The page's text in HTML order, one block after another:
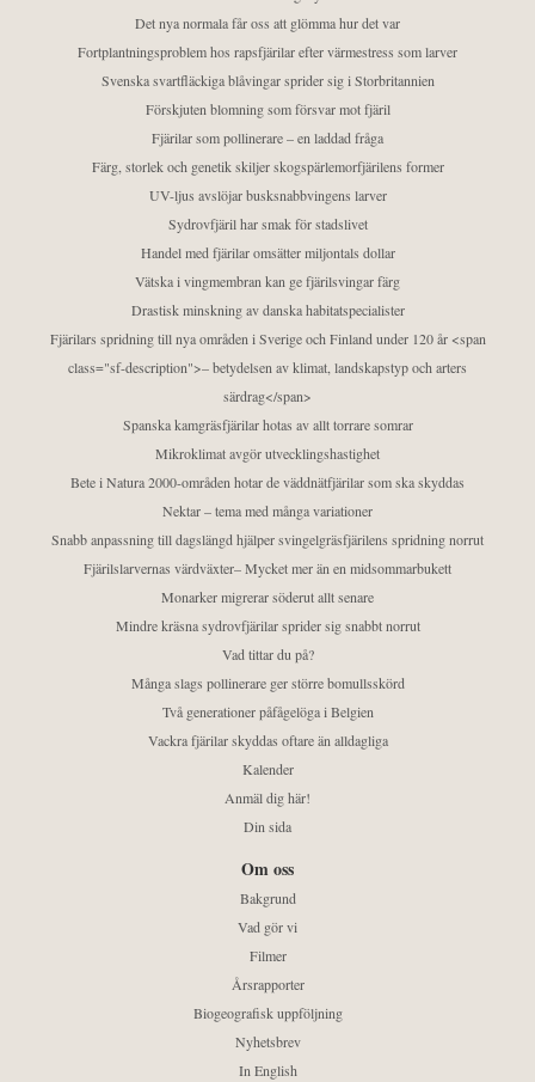
Det nya normala får oss att glömma hur det var
Fortplantningsproblem hos rapsfjärilar efter värmestress som larver
Svenska svartfläckiga blåvingar sprider sig i Storbritannien
Förskjuten blomning som försvar mot fjäril
Fjärilar som pollinerare – en laddad fråga
Färg, storlek och genetik skiljer skogspärlemorfjärilens former
UV-ljus avslöjar busksnabbvingens larver
Sydrovfjäril har smak för stadslivet
Handel med fjärilar omsätter miljontals dollar
Vätska i vingmembran kan ge fjärilsvingar färg
Drastisk minskning av danska habitatspecialister
Fjärilars spridning till nya områden i Sverige och Finland under 120 år <span
class="sf-description">– betydelsen av klimat, landskapstyp och arters
särdrag</span>
Spanska kamgräsfjärilar hotas av allt torrare somrar
Mikroklimat avgör utvecklingshastighet
Bete i Natura 2000-områden hotar de väddnätfjärilar som ska skyddas
Nektar – tema med många variationer
Snabb anpassning till dagslängd hjälper svingelgräsfjärilens spridning norrut
Fjärilslarvernas värdväxter– Mycket mer än en midsommarbukett
Monarker migrerar söderut allt senare
Mindre kräsna sydrovfjärilar sprider sig snabbt norrut
Vad tittar du på?
Många slags pollinerare ger större bomullsskörd
Två generationer påfågelöga i Belgien
Vackra fjärilar skyddas oftare än alldagliga
Kalender
Anmäl dig här!
Din sida
Om oss
Bakgrund
Vad gör vi
Filmer
Årsrapporter
Biogeografisk uppföljning
Nyhetsbrev
In English